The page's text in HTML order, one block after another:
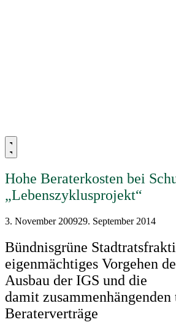
Hohe Beraterkosten bei
„Lebenszyklusprojekt“
3. November 200929. September 2014
Bündnisgrüne
eigenmächtiges Vorgehen
Ausbau der IGS und die
damit zusammenhängenden
Beraterverträge